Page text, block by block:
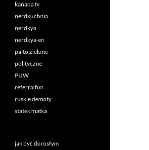
kanapa tv
nerdkuchnia
nerdkya
nerdkya-en
palto zielone
polityczne
PUW
referralfun
ruskie demoty
statek matka
jak być dorosłym